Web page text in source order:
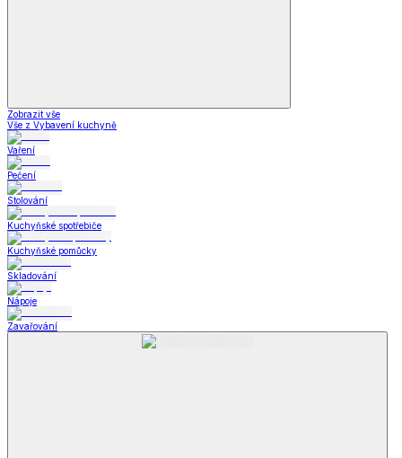
Zobrazit vše
Vše z Vybavení kuchyně
Vaření
Pečení
Stolování
Kuchyňské spotřebiče
Kuchyňské pomůcky
Skladování
Nápoje
Zavařování